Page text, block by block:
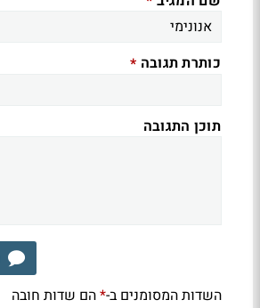
כותרת תגובה *
תוכן התגובה
השדות המסומנים ב-*הם שדות חובה